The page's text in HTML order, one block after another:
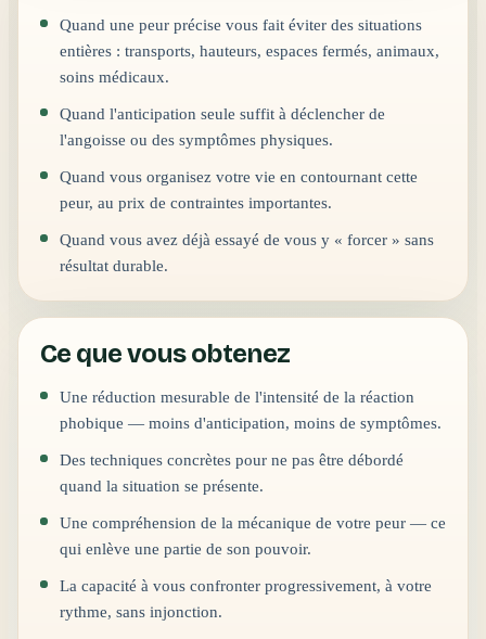
Quand une peur précise vous fait éviter des situations
entières : transports, hauteurs, espaces fermés, animaux,
soins médicaux.
Quand l'anticipation seule suffit à déclencher de
l'angoisse ou des symptômes physiques.
Quand vous organisez votre vie en contournant cette
peur, au prix de contraintes importantes.
Quand vous avez déjà essayé de vous y « forcer » sans
résultat durable.
Ce que vous obtenez
Une réduction mesurable de l'intensité de la réaction
phobique — moins d'anticipation, moins de symptômes.
Des techniques concrètes pour ne pas être débordé
quand la situation se présente.
Une compréhension de la mécanique de votre peur — ce
qui enlève une partie de son pouvoir.
La capacité à vous confronter progressivement, à votre
rythme, sans injonction.